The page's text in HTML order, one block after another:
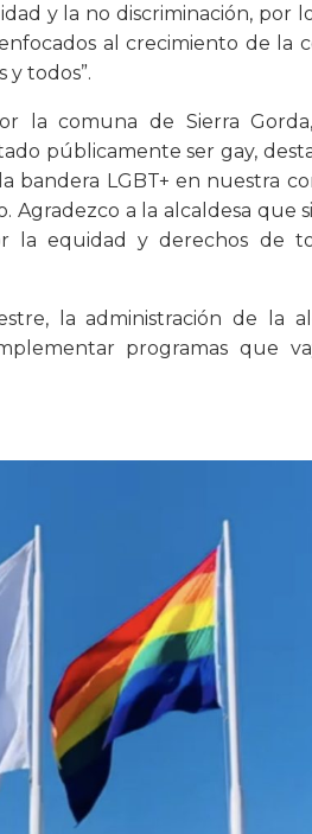
y la no discriminación, por
al crecimiento de la
y todos”.
la comuna de Sierra
públicamente ser gay,
bandera LGBT+ en nuestra
Agradezco a la alcaldesa que
la equidad y derechos de
la administración de la
programas que